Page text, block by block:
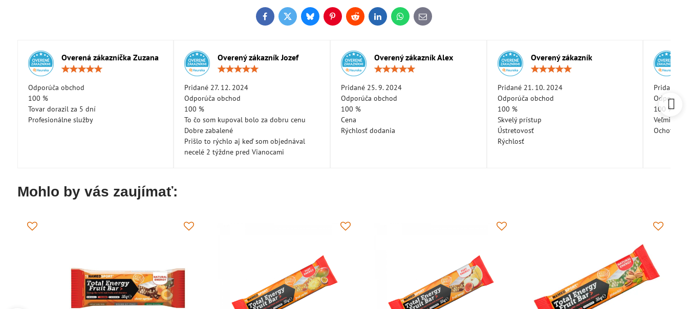
FacebookTwitterBlueskyPinterestRedditLinkedInWhatsApp
E-
mail
Overená zákazníčka Zuzana
Odporúča obchod
100 %
Tovar dorazil za 5 dní
Profesionálne služby
Overený zákazník Jozef
Pridané 27. 12. 2024
Odporúča obchod
100 %
To čo som kupoval bolo za dobru cenu
Dobre zabalené
Prišlo to rýchlo aj keď som objednával
necelé 2 týždne pred Vianocami
Overený zákazník Alex
Pridané 25. 9. 2024
Odporúča obchod
100 %
Cena
Rýchlosť dodania
Overený zákazník
Pridané 21. 10. 2024
Odporúča obchod
100 %
Skvelý prístup
Ústretovosť
Rýchlosť
Pridané
Odporúča
100 %
Veľmi
Ochotná
Mohlo by vás zaujímať: